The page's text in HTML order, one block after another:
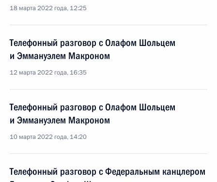
18 марта 2022 года, 12:25
Телефонный разговор с Олафом Шольцем
и Эммануэлем Макроном
12 марта 2022 года, 16:35
Телефонный разговор с Олафом Шольцем
и Эммануэлем Макроном
10 марта 2022 года, 14:20
Телефонный разговор с Федеральным канцлером